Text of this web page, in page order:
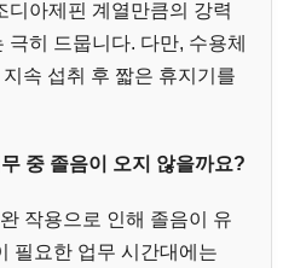
디아제핀 계열만큼의 강력
히 드뭅니다. 다만, 수용체
속 섭취 후 짧은 휴지기를
중 졸음이 오지 않을까요?
작용으로 인해 졸음이 유
필요한 업무 시간대에는